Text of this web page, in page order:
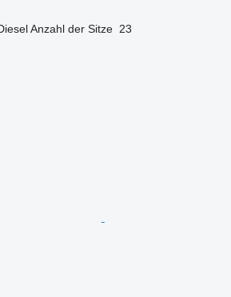
Anzahl der Sitze 23